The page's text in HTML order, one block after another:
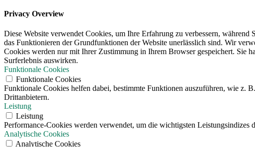
Privacy Overview
Diese Website verwendet Cookies, um Ihre Erfahrung zu verbessern,
das Funktionieren der Grundfunktionen der Website unerlässlich sind. Wir
Cookies werden nur mit Ihrer Zustimmung in Ihrem Browser gespeichert. Sie
Surferlebnis auswirken.
Funktionale Cookies
Funktionale Cookies
Funktionale Cookies helfen dabei, bestimmte Funktionen auszuführen, wie z.
Drittanbietern.
Leistung
Leistung
Performance-Cookies werden verwendet, um die wichtigsten Leistungsindizes
Analytische Cookies
Analytische Cookies